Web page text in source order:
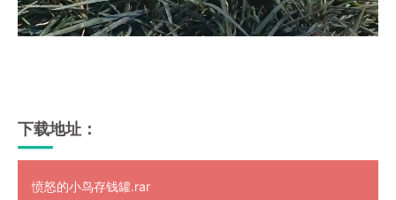
下载地址：
愤怒的小鸟存钱罐.rar